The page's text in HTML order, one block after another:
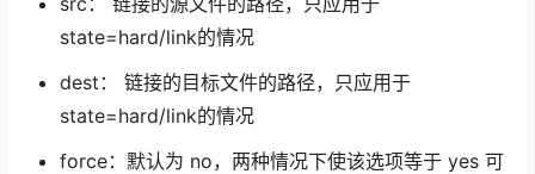
state=hard/link的情况
dest： 链接的目标文件的路径，只应用于
state=hard/link的情况
force：默认为 no，两种情况下使该选项等于 yes 可